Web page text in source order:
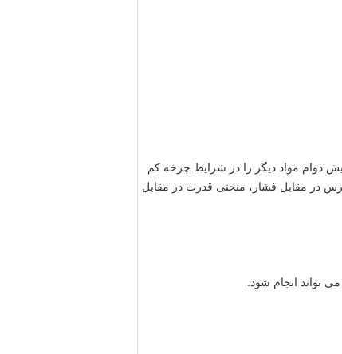
دوام مواد دیگر را در شرایط چرخه کم
در مقابل فشار، منحنی قدرت در مقابل
تواند انجام شود.